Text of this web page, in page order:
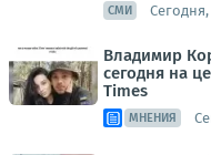
СМИ Сегодня,
Владимир
сегодня на
Times
МНЕНИЯ